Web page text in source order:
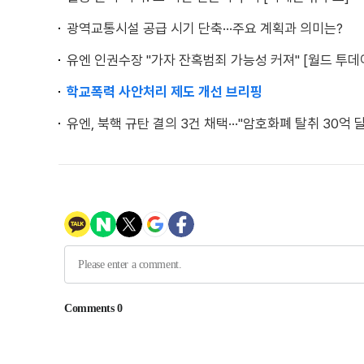
광역교통시설 공급 시기 단축···주요 계획과 의미는?
유엔 인권수장 "가자 잔혹범죄 가능성 커져" [월드 투데
학교폭력 사안처리 제도 개선 브리핑
유엔, 북핵 규탄 결의 3건 채택···"암호화폐 탈취 30억